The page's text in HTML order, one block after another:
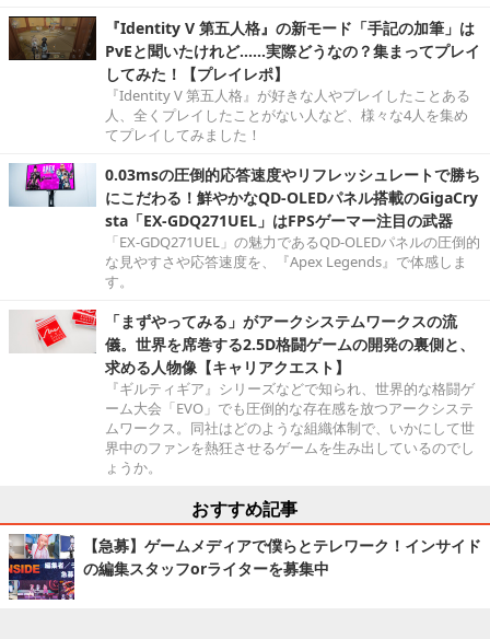
『Identity V 第五人格』の新モード「手記の加筆」は
PvEと聞いたけれど……実際どうなの？集まってプレイ
してみた！【プレイレポ】
『Identity V 第五人格』が好きな人やプレイしたことある
人、全くプレイしたことがない人など、様々な4人を集め
てプレイしてみました！
0.03msの圧倒的応答速度やリフレッシュレートで勝ち
にこだわる！鮮やかなQD-OLEDパネル搭載のGigaCry
sta「EX-GDQ271UEL」はFPSゲーマー注目の武器
「EX-GDQ271UEL」の魅力であるQD-OLEDパネルの圧倒的
な見やすさや応答速度を、『Apex Legends』で体感しま
す。
「まずやってみる」がアークシステムワークスの流
儀。世界を席巻する2.5D格闘ゲームの開発の裏側と、
求める人物像【キャリアクエスト】
『ギルティギア』シリーズなどで知られ、世界的な格闘ゲ
ーム大会「EVO」でも圧倒的な存在感を放つアークシステ
ムワークス。同社はどのような組織体制で、いかにして世
界中のファンを熱狂させるゲームを生み出しているのでし
ょうか。
おすすめ記事
【急募】ゲームメディアで僕らとテレワーク！インサイド
の編集スタッフorライターを募集中